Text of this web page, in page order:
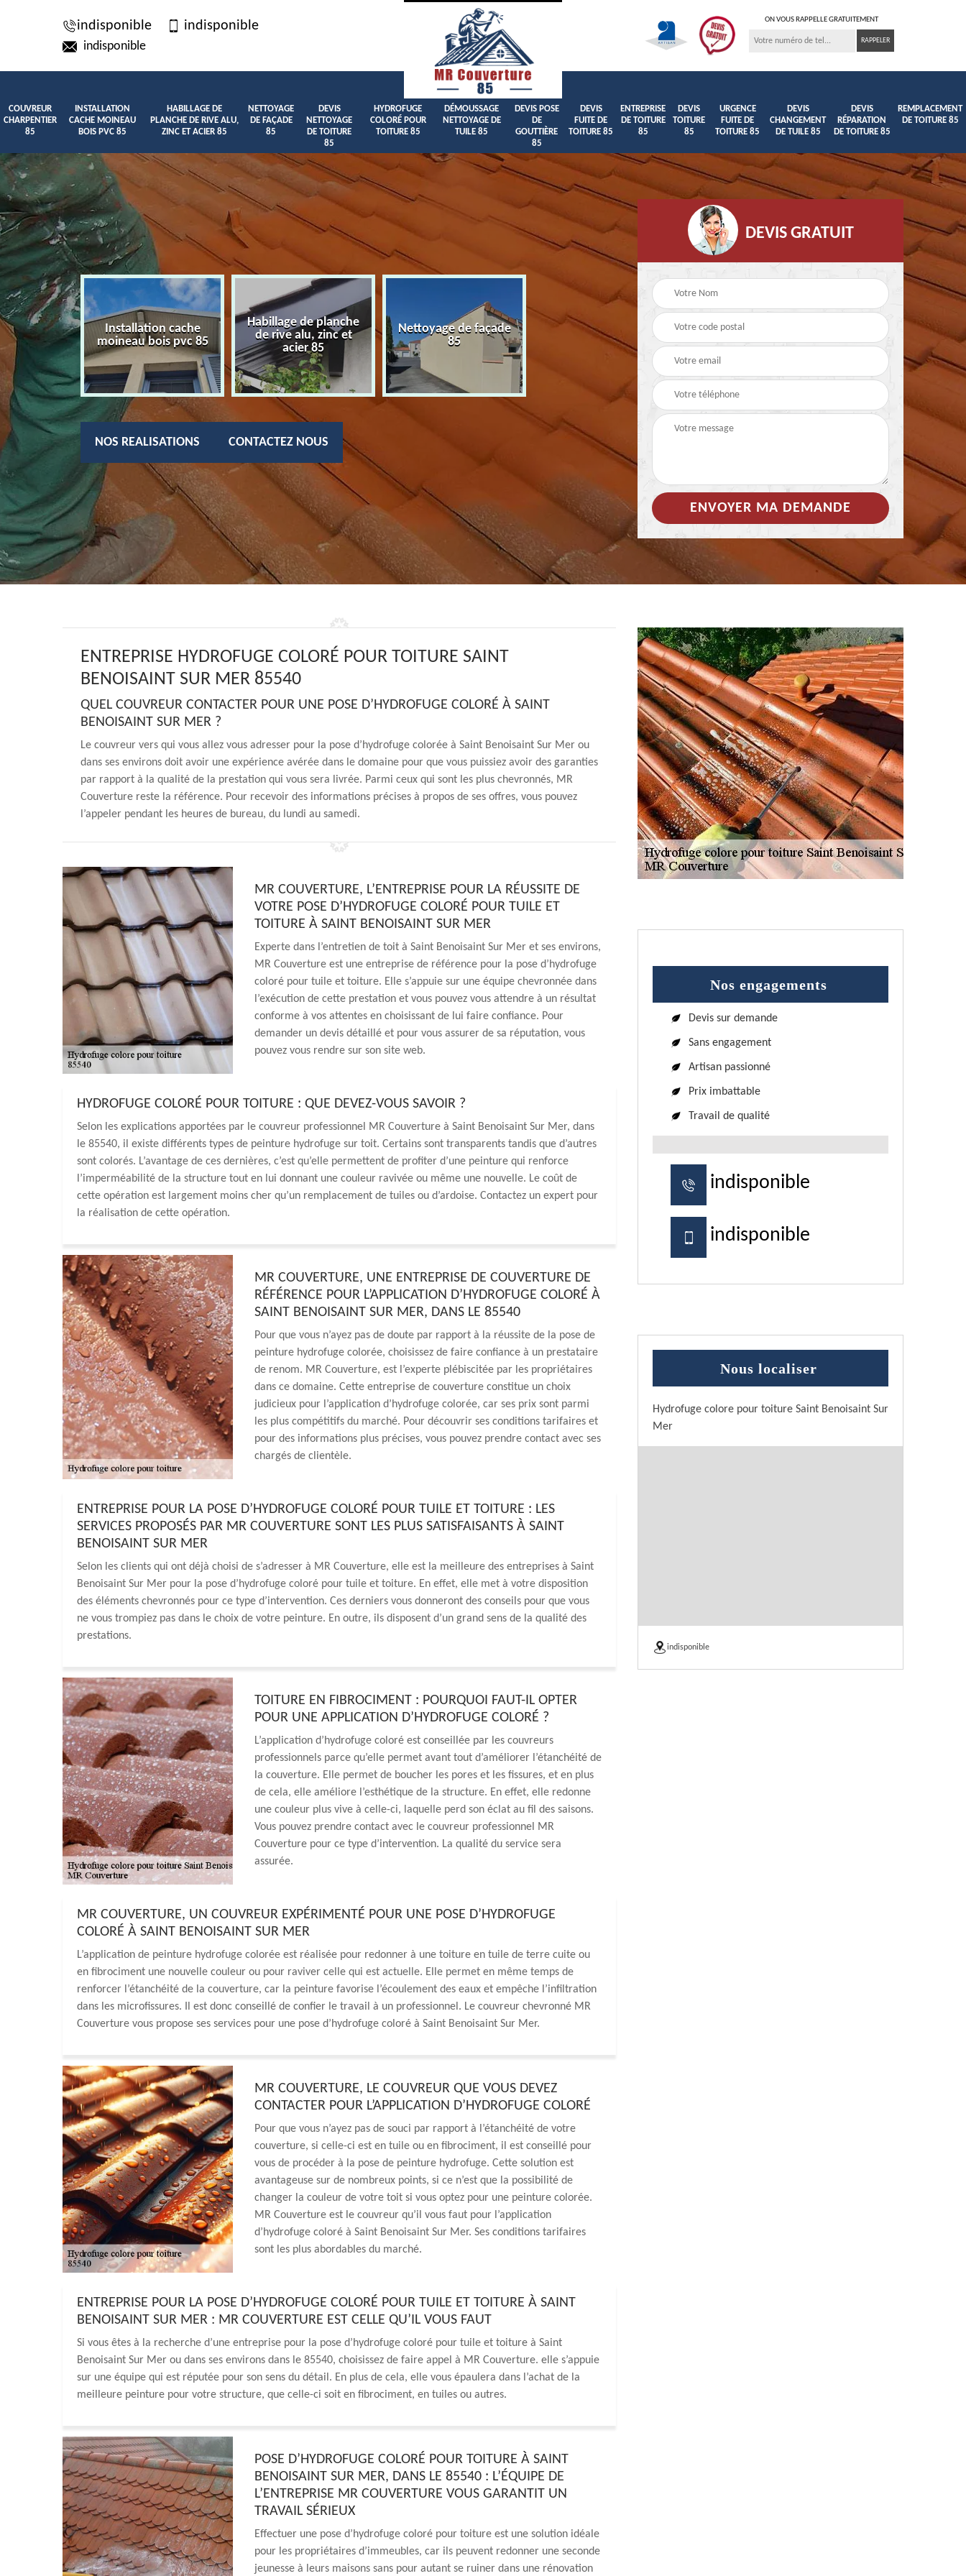
indisponible indisponible
indisponible
ON VOUS RAPPELLE GRATUITEMENT
COUVREUR
CHARPENTIER
85
INSTALLATION
CACHE MOINEAU
BOIS PVC 85
HABILLAGE DE
PLANCHE DE RIVE ALU,
ZINC ET ACIER 85
NETTOYAGE
DE FAÇADE
85
DEVIS
NETTOYAGE
DE TOITURE
85
HYDROFUGE
COLORÉ POUR
TOITURE 85
DÉMOUSSAGE
NETTOYAGE DE
TUILE 85
DEVIS POSE
DE
GOUTTIÈRE
85
DEVIS
FUITE DE
TOITURE 85
ENTREPRISE
DE TOITURE
85
DEVIS
TOITURE
85
URGENCE
FUITE DE
TOITURE 85
DEVIS
CHANGEMENT
DE TUILE 85
DEVIS
RÉPARATION
DE TOITURE 85
REMPLACEMENT
DE TOITURE 85
Installation cache
moineau bois pvc 85
Habillage de planche
de rive alu, zinc et
acier 85
Nettoyage de façade
85
Devis nettoyage de
toiture 85
Hydrofuge coloré pour
toiture 85
Démoussage
nettoyage de tuile 85
NOS REALISATIONS CONTACTEZ NOUS
DEVIS GRATUIT
ENTREPRISE HYDROFUGE COLORÉ POUR TOITURE SAINT
BENOISAINT SUR MER 85540
QUEL COUVREUR CONTACTER POUR UNE POSE D’HYDROFUGE COLORÉ À SAINT
BENOISAINT SUR MER ?
Le couvreur vers qui vous allez vous adresser pour la pose d’hydrofuge colorée à Saint Benoisaint Sur Mer ou
dans ses environs doit avoir une expérience avérée dans le domaine pour que vous puissiez avoir des garanties
par rapport à la qualité de la prestation qui vous sera livrée. Parmi ceux qui sont les plus chevronnés, MR
Couverture reste la référence. Pour recevoir des informations précises à propos de ses offres, vous pouvez
l’appeler pendant les heures de bureau, du lundi au samedi.
MR COUVERTURE, L’ENTREPRISE POUR LA RÉUSSITE DE
VOTRE POSE D’HYDROFUGE COLORÉ POUR TUILE ET
TOITURE À SAINT BENOISAINT SUR MER
Experte dans l’entretien de toit à Saint Benoisaint Sur Mer et ses environs,
MR Couverture est une entreprise de référence pour la pose d’hydrofuge
coloré pour tuile et toiture. Elle s’appuie sur une équipe chevronnée dans
l’exécution de cette prestation et vous pouvez vous attendre à un résultat
conforme à vos attentes en choisissant de lui faire confiance. Pour
demander un devis détaillé et pour vous assurer de sa réputation, vous
pouvez vous rendre sur son site web.
HYDROFUGE COLORÉ POUR TOITURE : QUE DEVEZ-VOUS SAVOIR ?
Selon les explications apportées par le couvreur professionnel MR Couverture à Saint Benoisaint Sur Mer, dans
le 85540, il existe différents types de peinture hydrofuge sur toit. Certains sont transparents tandis que d’autres
sont colorés. L’avantage de ces dernières, c’est qu’elle permettent de profiter d’une peinture qui renforce
l’imperméabilité de la structure tout en lui donnant une couleur ravivée ou même une nouvelle. Le coût de
cette opération est largement moins cher qu’un remplacement de tuiles ou d’ardoise. Contactez un expert pour
la réalisation de cette opération.
MR COUVERTURE, UNE ENTREPRISE DE COUVERTURE DE
RÉFÉRENCE POUR L’APPLICATION D’HYDROFUGE COLORÉ À
SAINT BENOISAINT SUR MER, DANS LE 85540
Pour que vous n’ayez pas de doute par rapport à la réussite de la pose de
peinture hydrofuge colorée, choisissez de faire confiance à un prestataire
de renom. MR Couverture, est l’experte plébiscitée par les propriétaires
dans ce domaine. Cette entreprise de couverture constitue un choix
judicieux pour l’application d’hydrofuge colorée, car ses prix sont parmi
les plus compétitifs du marché. Pour découvrir ses conditions tarifaires et
pour des informations plus précises, vous pouvez prendre contact avec ses
chargés de clientèle.
ENTREPRISE POUR LA POSE D’HYDROFUGE COLORÉ POUR TUILE ET TOITURE : LES
SERVICES PROPOSÉS PAR MR COUVERTURE SONT LES PLUS SATISFAISANTS À SAINT
BENOISAINT SUR MER
Selon les clients qui ont déjà choisi de s’adresser à MR Couverture, elle est la meilleure des entreprises à Saint
Benoisaint Sur Mer pour la pose d’hydrofuge coloré pour tuile et toiture. En effet, elle met à votre disposition
des éléments chevronnés pour ce type d’intervention. Ces derniers vous donneront des conseils pour que vous
ne vous trompiez pas dans le choix de votre peinture. En outre, ils disposent d’un grand sens de la qualité des
prestations.
TOITURE EN FIBROCIMENT : POURQUOI FAUT-IL OPTER
POUR UNE APPLICATION D’HYDROFUGE COLORÉ ?
L’application d’hydrofuge coloré est conseillée par les couvreurs
professionnels parce qu’elle permet avant tout d’améliorer l’étanchéité de
la couverture. Elle permet de boucher les pores et les fissures, et en plus
de cela, elle améliore l’esthétique de la structure. En effet, elle redonne
une couleur plus vive à celle-ci, laquelle perd son éclat au fil des saisons.
Vous pouvez prendre contact avec le couvreur professionnel MR
Couverture pour ce type d’intervention. La qualité du service sera
assurée.
MR COUVERTURE, UN COUVREUR EXPÉRIMENTÉ POUR UNE POSE D’HYDROFUGE
COLORÉ À SAINT BENOISAINT SUR MER
L’application de peinture hydrofuge colorée est réalisée pour redonner à une toiture en tuile de terre cuite ou
en fibrociment une nouvelle couleur ou pour raviver celle qui est actuelle. Elle permet en même temps de
renforcer l’étanchéité de la couverture, car la peinture favorise l’écoulement des eaux et empêche l’infiltration
dans les microfissures. Il est donc conseillé de confier le travail à un professionnel. Le couvreur chevronné MR
Couverture vous propose ses services pour une pose d’hydrofuge coloré à Saint Benoisaint Sur Mer.
MR COUVERTURE, LE COUVREUR QUE VOUS DEVEZ
CONTACTER POUR L’APPLICATION D’HYDROFUGE COLORÉ
Pour que vous n’ayez pas de souci par rapport à l’étanchéité de votre
couverture, si celle-ci est en tuile ou en fibrociment, il est conseillé pour
vous de procéder à la pose de peinture hydrofuge. Cette solution est
avantageuse sur de nombreux points, si ce n’est que la possibilité de
changer la couleur de votre toit si vous optez pour une peinture colorée.
MR Couverture est le couvreur qu’il vous faut pour l’application
d’hydrofuge coloré à Saint Benoisaint Sur Mer. Ses conditions tarifaires
sont les plus abordables du marché.
ENTREPRISE POUR LA POSE D’HYDROFUGE COLORÉ POUR TUILE ET TOITURE À SAINT
BENOISAINT SUR MER : MR COUVERTURE EST CELLE QU’IL VOUS FAUT
Si vous êtes à la recherche d’une entreprise pour la pose d’hydrofuge coloré pour tuile et toiture à Saint
Benoisaint Sur Mer ou dans ses environs dans le 85540, choisissez de faire appel à MR Couverture. elle s’appuie
sur une équipe qui est réputée pour son sens du détail. En plus de cela, elle vous épaulera dans l’achat de la
meilleure peinture pour votre structure, que celle-ci soit en fibrociment, en tuiles ou autres.
POSE D’HYDROFUGE COLORÉ POUR TOITURE À SAINT
BENOISAINT SUR MER, DANS LE 85540 : L’ÉQUIPE DE
L’ENTREPRISE MR COUVERTURE VOUS GARANTIT UN
TRAVAIL SÉRIEUX
Effectuer une pose d’hydrofuge coloré pour toiture est une solution idéale
pour les propriétaires d’immeubles, car ils peuvent redonner une seconde
jeunesse à leurs maisons sans pour autant se ruiner dans une rénovation
Nos engagements
Devis sur demande
Sans engagement
Artisan passionné
Prix imbattable
Travail de qualité
indisponible
indisponible
Nous localiser
Hydrofuge colore pour toiture Saint Benoisaint Sur
Mer
indisponible